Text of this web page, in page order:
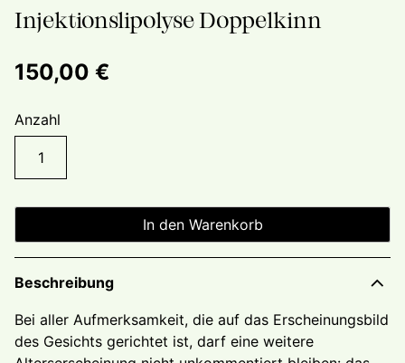
Injektionslipolyse Doppelkinn
150,00 €
Anzahl
Injektionslipolyse
Doppelkinn
Menge
In den Warenkorb
Beschreibung
Bei aller Aufmerksamkeit, die auf das Erscheinungsbild
des Gesichts gerichtet ist, darf eine weitere